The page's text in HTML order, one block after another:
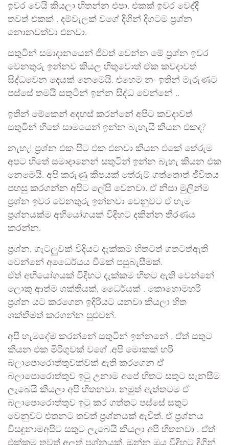
ඉවර වෙයි කියලා හිතන්න එපා. එකක් ඉවර වෙද්දී
තවත් එකක් . දම්වැලක් වගේ දිගින් දිගටම ප්‍රශ්න
නොනවත්වා එනවා.
සතුටින් සමාදානයෙන් ජීවත් වෙන්න මේ ප්‍රශ්න ඉවර
වෙනතුරු ඉන්නව කියල හිතුවොත් ඒක කවදාවත්
සිද්ධවෙන දෙයක් නෙමෙයි. එහෙම නං ඉතින් මැරුණට
පස්සේ තමයි සතුටින් ඉන්න සිද්ධ වෙන්නේ ..
ඉතින් මේකෙන් අදහස් කරන්නේ අපිට කවදාවත්
සතුටින් හිතේ සාමයෙන් ඉන්න බැහැයි කියන එකද?
නැහැ! ප්‍රශ්න එක පිට එක එනවා කියන එකේ තේරුම
අපට හිතේ සමාදානෙන් සතුටින් ඉන්න බැහැ කියන එක
නෙමෙයි. අපි කරුණු කීපයක් තේරුම් ගත්තොත් ජීවිතය
පහසු කරගන්න අපිට ලේසි වෙනවා. ඒ නිසා මුලින්ම
ප්‍රශ්න ඉවර වෙනතුරු ඉන්නවා වෙනුවට ඒ හැම
ප්‍රශ්නයක්ම අභියෝගයක් විදිහට දකින්න තීරණය
කරන්න.
ප්‍රශ්න, ගැටලුවක් විදියට දැක්කම හිතටත් ගතටත්ඇති
වෙන්නේ අධෛර්යය වීමක් පසුබැසීමක්.
ඒත් අභියෝගයක් විදිහට දැක්කම හිතට ඇති වෙන්නේ
ලොකු ආත්ම ශක්තියක්, ධෛර්යක් . කොහොමහරි
ප්‍රශ්න යට කරගෙන ඉදිරියට යනවා කියලා හිත
ශක්තිමත් කරගන්න පුළුවන්.
අපි හැමදේම කරන්නේ සතුටින් ඉන්නනේ . ඒත් සතුට
කියන එක මිරිගුවක් වගේ .අපි මොකක් හරි
බලාපොරොත්තුවක්වක් ඇති කරගෙන ඒ
බලාපොරොත්තුව ඉටු උනාම අපේ හිතට සතුට සැනසීම
ලැබෙයි කියලා අපි හිතනවා. නමුත් ඇත්තටම ඒ
බලාපොරොත්තුව ඉටු කර ගත්තට පස්සේ සතුට
වෙනුවට එතනට තවත් ප්‍රශ්නයක් ඇවිත්. ඒ ප්‍රශ්නය
විසඳුනාමඅපිට සතුට ලැබෙයි කියලා අපි හිතනවා . ඒත්
එක්කම තවත් අලුත් ප්‍රශ්නයක්. ඔන්න ඔය විදිහට දිගින්